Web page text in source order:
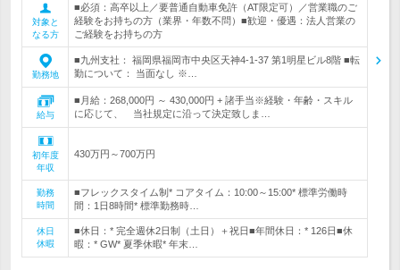
対象と
なる方
■必須：高卒以上／要普通自動車免許（AT限定可）／営業職のご
経験をお持ちの方（業界・年数不問）■歓迎・優遇：法人営業の
ご経験をお持ちの方
勤務地
■九州支社： 福岡県福岡市中央区天神4-1-37 第1明星ビル8階 ■転
勤について： 当面なし ※…
給与
■月給：268,000円 ～ 430,000円 + 諸手当※経験・年齢・スキル
に応じて、 当社規定に沿って決定致しま…
初年度
年収
430万円～700万円
勤務
時間
■フレックスタイム制* コアタイム：10:00～15:00* 標準労働時
間：1日8時間* 標準勤務時…
休日
休暇
■休日：* 完全週休2日制（土日）＋祝日■年間休日：* 126日■休
暇：* GW* 夏季休暇* 年末…